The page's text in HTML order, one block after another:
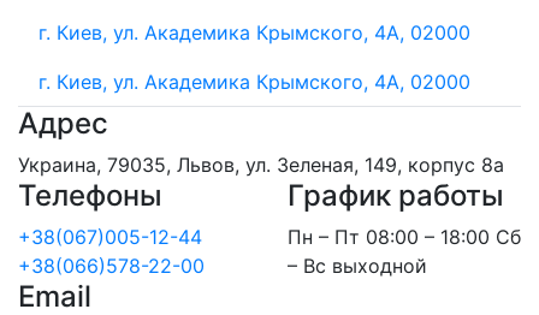
г. Киев, ул. Академика Крымского, 4А, 02000
г. Киев, ул. Академика Крымского, 4А, 02000
Адрес
Украина, 79035, Львов, ул. Зеленая, 149, корпус 8а
Телефоны
+38(067)005-12-44
+38(066)578-22-00
График работы
Пн – Пт 08:00 – 18:00 Сб
– Вс выходной
Email